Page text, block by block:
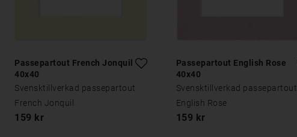
Passepartout French Jonquil
40x40
Svensktillverkad passepartout
French Jonquil
159 kr
Passepartout English Rose
40x40
Svensktillverkad passepartout
English Rose
159 kr